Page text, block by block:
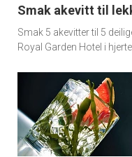
Smak akevitt til
Smak 5 akevitter til 5
Royal Garden Hotel i